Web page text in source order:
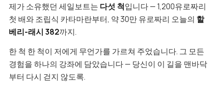
제가 소유했던 세일보트는 다섯 척입니다 — 1,200유로짜리
첫 배와 조립식 카타마란부터, 약 30만 유로짜리 오늘의 할
베리-래시 382까지.
한 척 한 척이 저에게 무언가를 가르쳐 주었습니다. 그 모든
경험을 하나의 강좌에 담았습니다 — 당신이 이 길을 맨바닥
부터 다시 걷지 않도록.